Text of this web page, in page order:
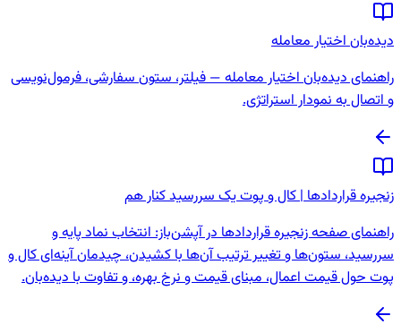
دیده‌بان اختیار معامله
راهنمای دیده‌بان اختیار معامله — فیلتر، ستون سفارشی، فرمول‌نویسی
و اتصال به نمودار استراتژی.
زنجیره قراردادها | کال و پوت یک سررسید کنار هم
راهنمای صفحه زنجیره قراردادها در آپشن‌باز: انتخاب نماد پایه و
سررسید، ستون‌ها و تغییر ترتیب آن‌ها با کشیدن، چیدمان آینه‌ای کال و
پوت حول قیمت اعمال، مبنای قیمت و نرخ بهره، و تفاوت با دیده‌بان.